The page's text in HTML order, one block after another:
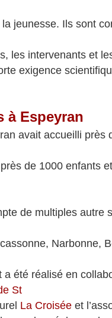
jeunesse. Ils sont
les intervenants et
exigence
à Espeyran
avait accueilli près
de 1000 enfants
de multiples autre
Narbonne,
a été réalisé en
St
La Croisée et